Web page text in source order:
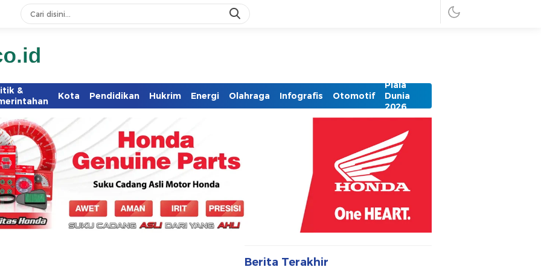
&
Kota Pendidikan Hukrim Energi Olahraga Infografis Otomotif
Piala
Dunia
2026
Berita Terakhir